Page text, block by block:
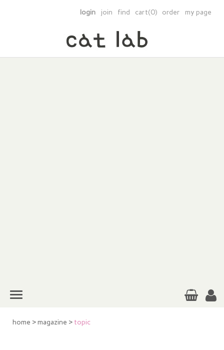
login join find cart(0) order my page
home >magazine > topic